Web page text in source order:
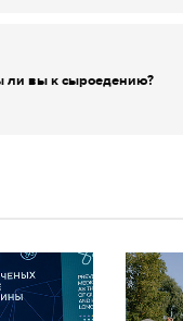
ли вы к сыроедению?